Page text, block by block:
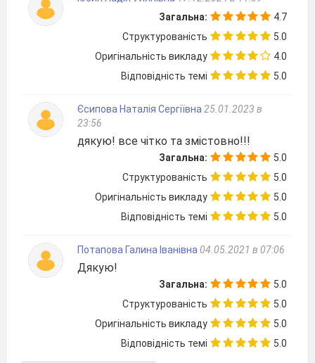
Загальна:
4.7
Структурованість
5.0
Оригінальність викладу
4.0
Відповідність темі
5.0
Єсипова Наталія Сергіївна 25.01.2023 в
23:56
дякую! все чітко та змістовно!!!
Загальна:
5.0
Структурованість
5.0
Оригінальність викладу
5.0
Відповідність темі
5.0
Потапова Галина Іванівна 04.05.2021 в 07:06
Дякую!
Загальна:
5.0
Структурованість
5.0
Оригінальність викладу
5.0
Відповідність темі
5.0